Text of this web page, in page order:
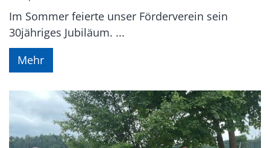
Im Sommer feierte unser Förderverein sein
30jähriges Jubiläum. ...
Mehr